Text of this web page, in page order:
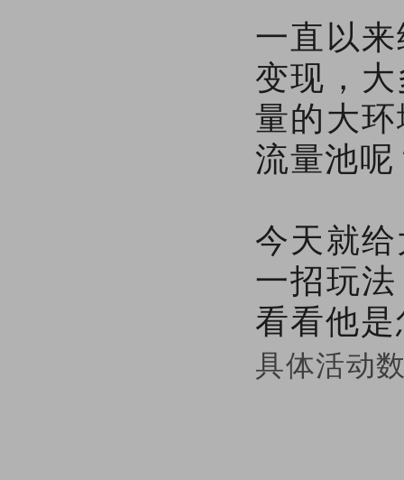
一直以
变现，
量的大
流量池呢
今天就
一招玩
看看他
具体活动